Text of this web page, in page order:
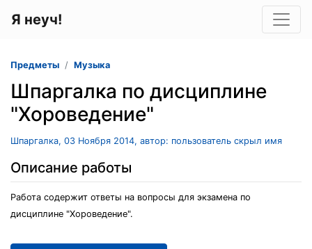
Я неуч!
Предметы Музыка
Шпаргалка по дисциплине
"Хороведение"
Шпаргалка, 03 Ноября 2014, автор: пользователь скрыл имя
Описание работы
Работа содержит ответы на вопросы для экзамена по
дисциплине "Хороведение".